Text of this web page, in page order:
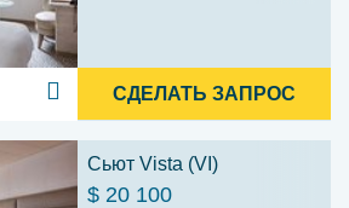
СДЕЛАТЬ ЗАПРОС
Сьют Vista (VI)
$ 20 100